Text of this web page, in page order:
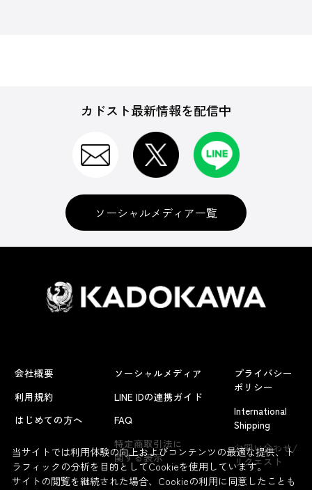
よくあるお問い合わせ
カドスト最新情報を配信中
ソーシャルメディア一覧
会社概要
利用規約
はじめての方へ
ソーシャルメディア
LINE IDの連携ガイド
FAQ
特定商取引法に
関する表示
プライバシー
ポリシー
International
Shipping
お問い合わせ/
リクエスト
当サイトでは利用体験の向上およびコンテンツの最適な提供、ト
ラフィックの分析を目的としてCookieを使用しています。
サイトの閲覧を継続された場合、Cookieの利用に同意したことも